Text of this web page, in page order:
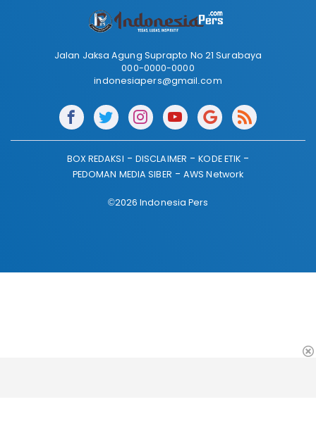
Jalan Jaksa Agung Suprapto No 21 Surabaya
000-0000-0000
indonesiapers@gmail.com
BOX REDAKSI DISCLAIMER
KODE ETIK
PEDOMAN MEDIA SIBER
AWS Network
©2026 Indonesia Pers